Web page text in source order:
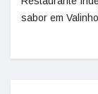
sabor em